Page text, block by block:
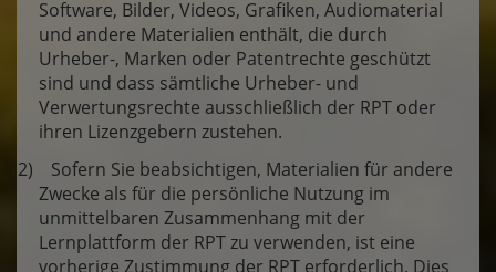
Software, Bilder, Videos, Grafiken, Audiomaterial
und andere Materialien enthält, die durch
Urheber-, Marken oder Patentrechte geschützt
sind und dass sämtliche Urheber- und
Verwertungsrechte ausschließlich der RPT oder
ihren Lizenzgebern zustehen.
(2) Sofern Sie beabsichtigen, Materialien für andere
Zwecke als für die persönliche Nutzung im
unmittelbaren Zusammenhang mit der
Lernplattform der RPT zu verwenden, ist eine
vorherige Zustimmung der RPT erforderlich. Dies